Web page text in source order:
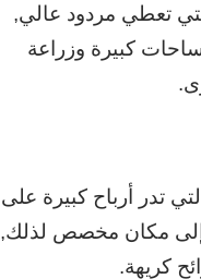
تعطي مردود عالي,
كبيرة وزراعة
تدر أرباح كبيرة على
إلى مكان مخصص لذلك,
كريهة.